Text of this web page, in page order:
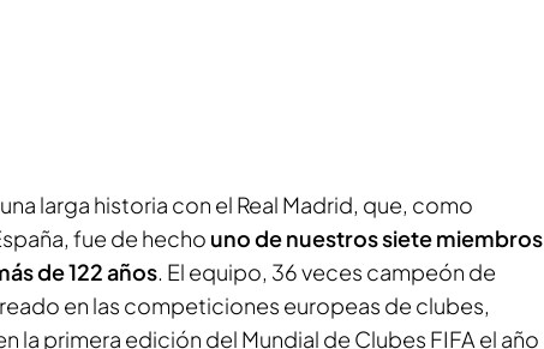
larga historia con el Real Madrid, que, como
fue de hecho uno de nuestros siete miembros
de 122 años. El equipo, 36 veces campeón de
en las competiciones europeas de clubes,
la primera edición del Mundial de Clubes FIFA el año